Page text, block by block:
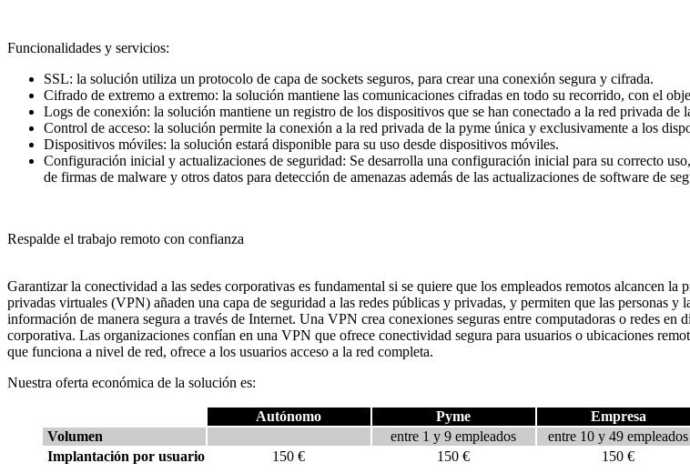
Funcionalidades y servicios:
SSL: la solución utiliza un protocolo de capa de sockets seguros, para crear una conexión segura y cifrada.
Cifrado de extremo a extremo: la solución mantiene las comunicaciones cifradas en todo su recorrido, con el
Logs de conexión: la solución mantiene un registro de los dispositivos que se han conectado a la red privada de
Control de acceso: la solución permite la conexión a la red privada de la pyme única y exclusivamente a los
Dispositivos móviles: la solución estará disponible para su uso desde dispositivos móviles.
Configuración inicial y actualizaciones de seguridad: Se desarrolla una configuración inicial para su correcto
de firmas de malware y otros datos para detección de amenazas además de las actualizaciones de software de
Respalde el trabajo remoto con confianza
Garantizar la conectividad a las sedes corporativas es fundamental si se quiere que los empleados remotos alcancen la
privadas virtuales (VPN) añaden una capa de seguridad a las redes públicas y privadas, y permiten que las personas y
información de manera segura a través de Internet. Una VPN crea conexiones seguras entre computadoras o redes en
corporativa. Las organizaciones confían en una VPN que ofrece conectividad segura para usuarios o ubicaciones
que funciona a nivel de red, ofrece a los usuarios acceso a la red completa.
Nuestra oferta económica de la solución es:
Autónomo Pyme Empresa
Volumen
entre 1 y 9 empleados entre 10 y 49 empleados
Implantación por usuario
150 € 150 € 150 €